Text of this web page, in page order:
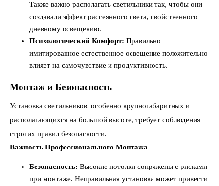
Также важно располагать светильники так, чтобы они
создавали эффект рассеянного света, свойственного
дневному освещению.
Психологический Комфорт: Правильно
имитированное естественное освещение положительно
влияет на самочувствие и продуктивность.
Монтаж и Безопасность
Установка светильников, особенно крупногабаритных и
располагающихся на большой высоте, требует соблюдения
строгих правил безопасности.
Важность Профессионального Монтажа
Безопасность: Высокие потолки сопряжены с рисками
при монтаже. Неправильная установка может привести